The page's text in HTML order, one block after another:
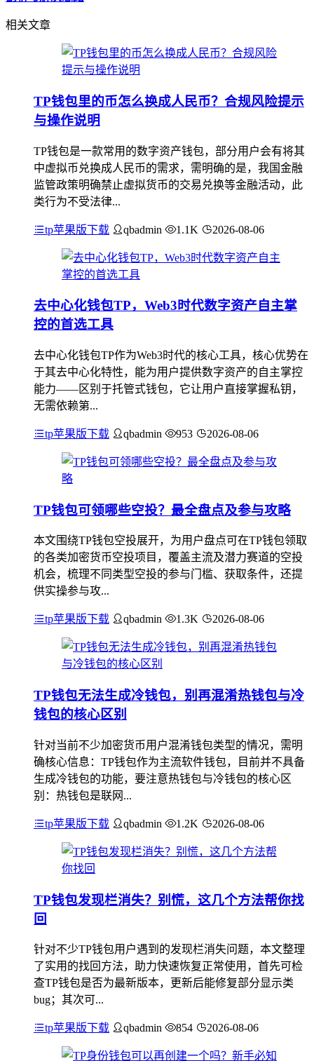
相关文章
TP钱包里的币怎么换成人民币？合规风险提示
与操作说明
TP钱包是一款常用的数字资产钱包，部分用户会有将其
中虚拟币兑换成人民币的需求，需明确的是，我国金融
监管政策明确禁止虚拟货币的交易兑换等金融活动，此
类行为不受法律...
tp苹果版下载 qbadmin 1.1K 2026-08-06
去中心化钱包TP，Web3时代数字资产自主掌
控的首选工具
去中心化钱包TP作为Web3时代的核心工具，核心优势在
于其去中心化特性，能为用户提供数字资产的自主掌控
能力——区别于托管式钱包，它让用户直接掌握私钥，
无需依赖第...
tp苹果版下载 qbadmin 953 2026-08-06
TP钱包可领哪些空投？最全盘点及参与攻略
本文围绕TP钱包空投展开，为用户盘点可在TP钱包领取
的各类加密货币空投项目，覆盖主流及潜力赛道的空投
机会，梳理不同类型空投的参与门槛、获取条件，还提
供实操参与攻...
tp苹果版下载 qbadmin 1.3K 2026-08-06
TP钱包无法生成冷钱包，别再混淆热钱包与冷
钱包的核心区别
针对当前不少加密货币用户混淆钱包类型的情况，需明
确核心信息：TP钱包作为主流软件钱包，目前并不具备
生成冷钱包的功能，要注意热钱包与冷钱包的核心区
别：热钱包是联网...
tp苹果版下载 qbadmin 1.2K 2026-08-06
TP钱包发现栏消失？别慌，这几个方法帮你找
回
针对不少TP钱包用户遇到的发现栏消失问题，本文整理
了实用的找回方法，助力快速恢复正常使用，首先可检
查TP钱包是否为最新版本，更新后能修复部分显示类
bug；其次可...
tp苹果版下载 qbadmin 854 2026-08-06